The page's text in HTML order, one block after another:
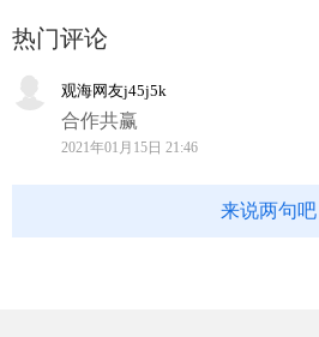
热门评论
观海网友j45j5k
合作共赢
2021年01月15日 21:46
来说两句吧